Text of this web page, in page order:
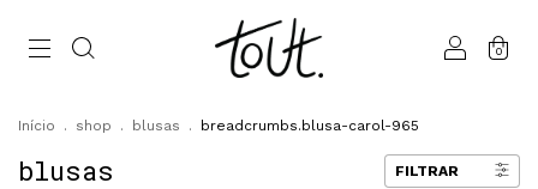
0
Início . shop . blusas . breadcrumbs.blusa-carol-965
blusas FILTRAR